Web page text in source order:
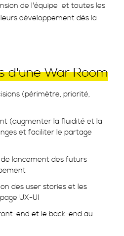
de l'équipe et toutes les
développement dès la
d'une War Room
(périmètre, priorité,
(augmenter la fluidité et la
et faciliter le partage
lancement des futurs
des user stories et les
UX-UI
end et le back-end au